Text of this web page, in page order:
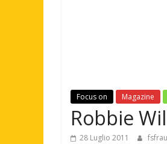
Focus on Magazine
Robbie
28 Luglio 2011 fsfrau